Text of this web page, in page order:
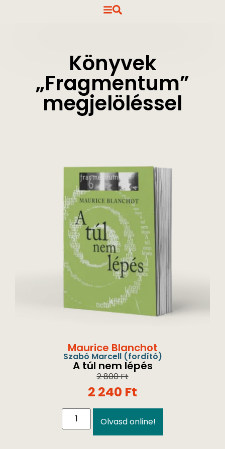
Könyvek
„Fragmentum”
megjelöléssel
Maurice Blanchot
Szabó Marcell(fordító)
A túl nem lépés
2 800Ft
2 240 Ft
Olvasd online!